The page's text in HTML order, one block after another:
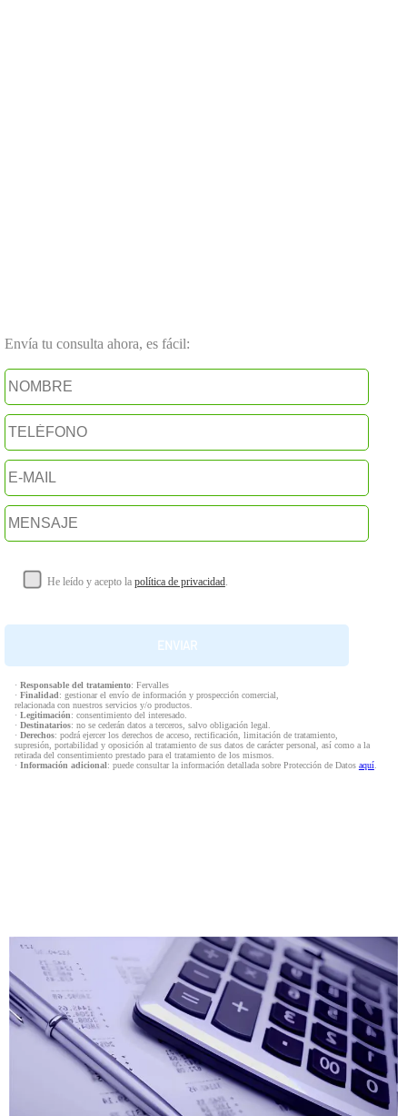
Envía tu consulta ahora, es fácil:
He leído y acepto la política de privacidad.
· Responsable del tratamiento: Fervalles
· Finalidad: gestionar el envío de información y prospección comercial,
relacionada con nuestros servicios y/o productos.
· Legitimación: consentimiento del interesado.
· Destinatarios: no se cederán datos a terceros, salvo obligación legal.
· Derechos: podrá ejercer los derechos de acceso, rectificación, limitación de tratamiento,
supresión, portabilidad y oposición al tratamiento de sus datos de carácter personal, así como a la
retirada del consentimiento prestado para el tratamiento de los mismos.
· Información adicional: puede consultar la información detallada sobre Protección de Datos aquí.